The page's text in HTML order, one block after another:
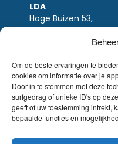
Om de beste ervaringen te
cookies om informatie over je
Door in te stemmen met deze
surfgedrag of unieke ID's op
geeft of uw toestemming intrekt,
bepaalde functies en
LDA
Hoge Buizen 53,
1980 EPPEGEM
Tel +32 (0)2-266.13.13
LDA@LDA.be
BTW: BE0405.895.609
IBAN: KBC / BE51
BIC: KBC / KREDBEBB
Wettelijke-disclaimer